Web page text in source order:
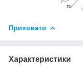
Приховати
Характеристики